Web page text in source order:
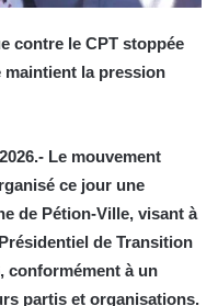
contre le CPT stoppée
maintient la pression
Le mouvement
ce jour une
de Pétion-Ville, visant à
de Transition
conformément à un
partis et organisations.